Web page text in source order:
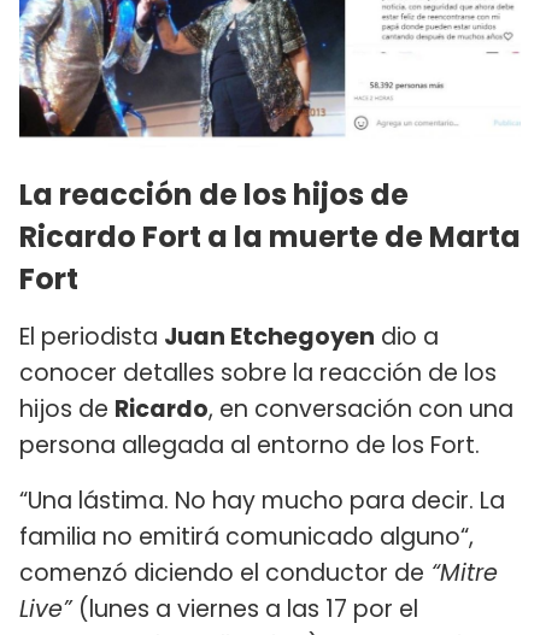
La reacción de los hijos de
Ricardo Fort a la muerte de Marta
Fort
El periodista Juan Etchegoyen dio a
conocer detalles sobre la reacción de los
hijos de Ricardo, en conversación con una
persona allegada al entorno de los Fort.
“Una lástima. No hay mucho para decir. La
familia no emitirá comunicado alguno“,
comenzó diciendo el conductor de “Mitre
Live” (lunes a viernes a las 17 por el